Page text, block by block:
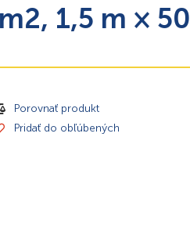
1,5 m × 50
Porovnať produkt
Pridať do obľúbených